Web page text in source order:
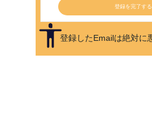
登録したEmailは絶対に